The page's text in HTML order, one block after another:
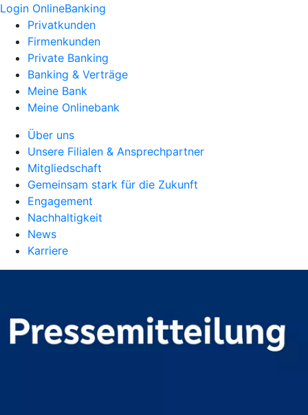
Login OnlineBanking
Privatkunden
Firmenkunden
Private Banking
Banking & Verträge
Meine Bank
Meine Onlinebank
Über uns
Unsere Filialen & Ansprechpartner
Mitgliedschaft
Gemeinsam stark für die Zukunft
Engagement
Nachhaltigkeit
News
Karriere